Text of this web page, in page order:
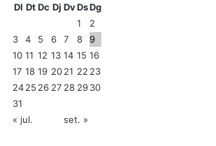
Dl DtDc Dj DvDsDg
1
2
3
4 5 6 7 8
9
10 11 12 13 14 15 16
17 18 19 2021 22 23
2425 26 27 28 2930
31
« jul.
set. »